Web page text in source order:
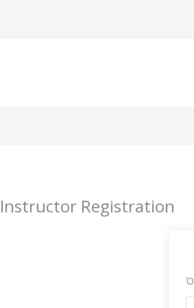
Instructor Registration